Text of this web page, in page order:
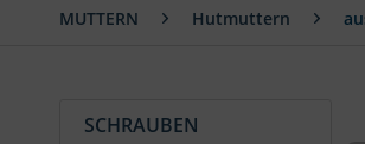
MUTTERN Hutmuttern
SCHRAUBEN